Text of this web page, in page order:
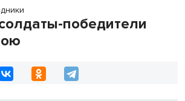
победители